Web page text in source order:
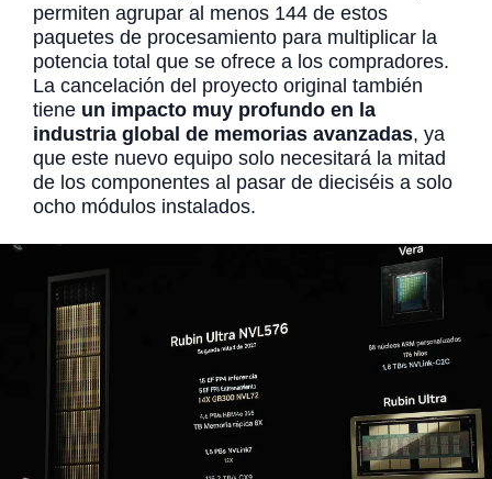
permiten agrupar al menos 144 de estos
paquetes de procesamiento para multiplicar la
potencia total que se ofrece a los compradores.
La cancelación del proyecto original también
tiene un impacto muy profundo en la
industria global de memorias avanzadas, ya
que este nuevo equipo solo necesitará la mitad
de los componentes al pasar de dieciséis a solo
ocho módulos instalados.